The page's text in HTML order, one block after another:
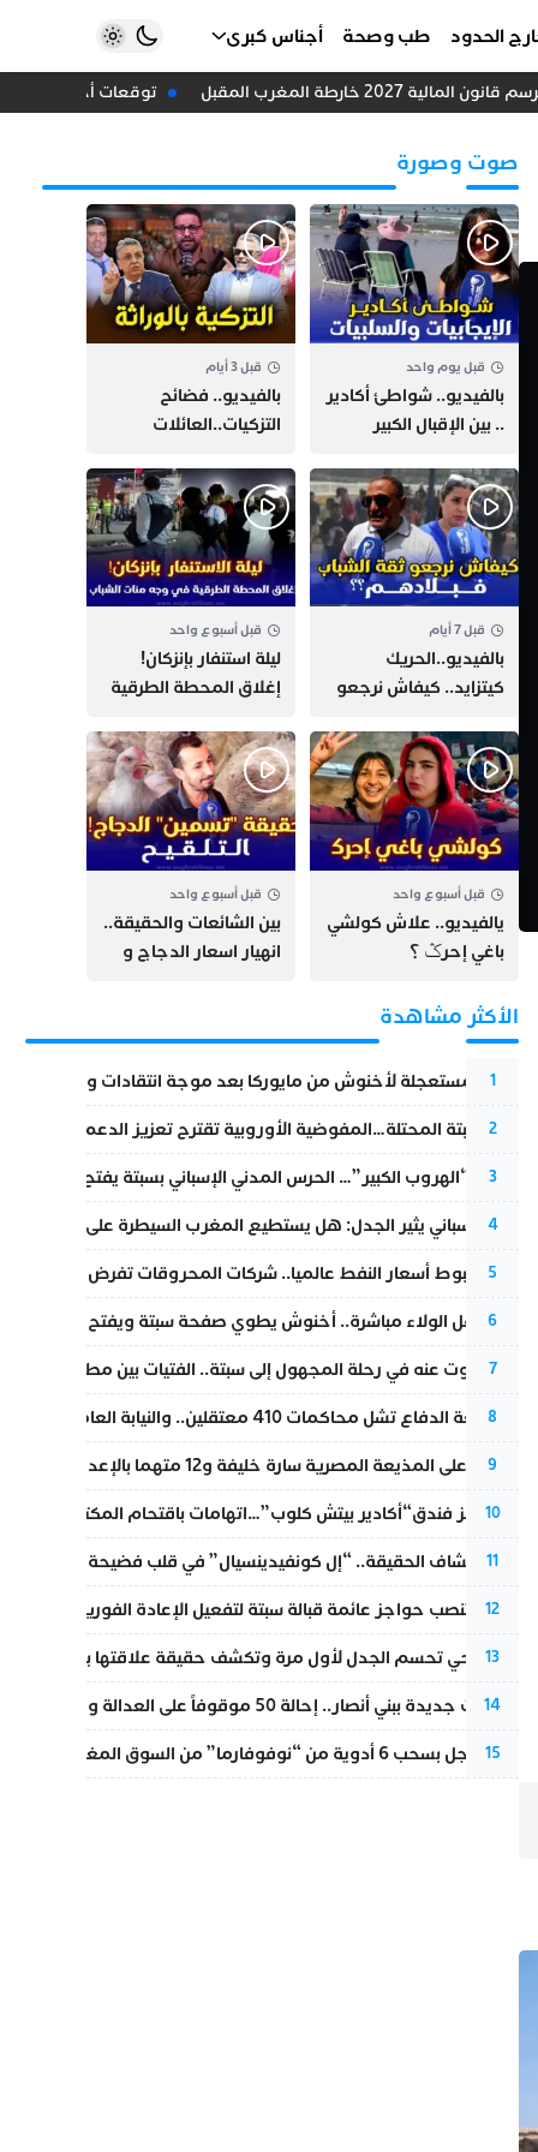
الحدود طب وصحة أجناس كبرى
خارطة المغرب المقبل توقعات أحول الطقس
صوت وصورة
قبل يوم واحد
بالفيديو.. شواطئ أكادير
.. بين الإقبال الكبير
الازدحام وغلاء الكراء
قبل 3 أيام
بالفيديو.. فضائح
التزكيات..العائلات
وقصة “وهبي”
و”السيمو” تثير الجدل
قبل 7 أيام
بالفيديو..الحريك
كيتزايد.. كيفاش نرجعو
قبل أسبوع واحد
​ليلة استنفار بإنزكان!
إغلاق المحطة الطرقية
اللحاق بـ”هروب سبتة”
قبل أسبوع واحد
يالفيديو.. علاش كولشي
باغي إحرݣ ؟
قبل أسبوع واحد
بين الشائعات والحقيقة..
انهيار اسعار الدجاج و
الأكثر مشاهدة
1
عودة مستعجلة لأخنوش من مايوركا بعد موجة انتقادات واسعة
2
أزمة سبتة المحتلة…المفوضية الأوروبية تقترح تعزيز الدعم المالي
3
عملية “الهروب الكبير”… الحرس المدني الإسباني بسبتة يفتح قناة
4
تقرير إسباني يثير الجدل: هل يستطيع المغرب السيطرة على سبتة
5
رغم هبوط أسعار النفط عالميا.. شركات المحروقات تفرض زيادة
6
بعد حفل الولاء مباشرة.. أخنوش يطوي صفحة سبتة ويفتح ملف
7
المسكوت عنه في رحلة المجهول إلى سبتة.. الفتيات بين مطرقة البحر
8
مقاطعة الدفاع تشل محاكمات 410 معتقلين.. والنيابة العامة تبحث عن حل قانوني
9
الحكم على المذيعة المصرية سارة خليفة و12 متهما بالإعدام في قضية هزت بلاد الفراعنة
10
أزمة تهز فندق“أكادير بيتش كلوب”…اتهامات باقتحام المكتب النقابي
11
بعد انكشاف الحقيقة.. “إل كونفيدينسيال” في قلب فضيحة صورة
12
إسبانيا تنصب حواجز عائمة قبالة سبتة لتفعيل الإعادة الفورية
13
نورا فتحي تحسم الجدل لأول مرة وتكشف حقيقة علاقتها بياسين بونو
14
تطورات جديدة ببني أنصار.. إحالة 50 موقوفاً على العدالة ومتابعات بتهم ثقيلة
15
قرار عاجل بسحب 6 أدوية من “نوفوفارما” من السوق المغربية بسبب خلل في الجودة